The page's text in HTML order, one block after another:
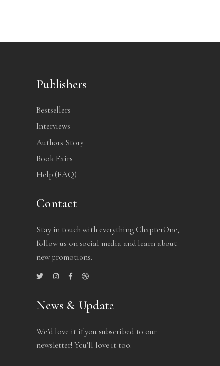
Publishers
Bestsellers
Interviews
Authors Story
Book Fairs
Help (FAQ)
Contact
Stay in touch with everything ChapterOne,
follow us on social media and learn about
new promotions.
News & Update
We’d love it if you subscribed to our
newsletter! You’ll love it too.